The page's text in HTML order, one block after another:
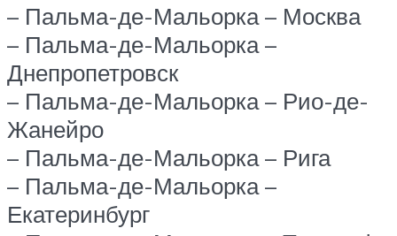
– Пальма-де-Мальорка – Москва
– Пальма-де-Мальорка –
Днепропетровск
– Пальма-де-Мальорка – Рио-де-
Жанейро
– Пальма-де-Мальорка – Рига
– Пальма-де-Мальорка –
Екатеринбург